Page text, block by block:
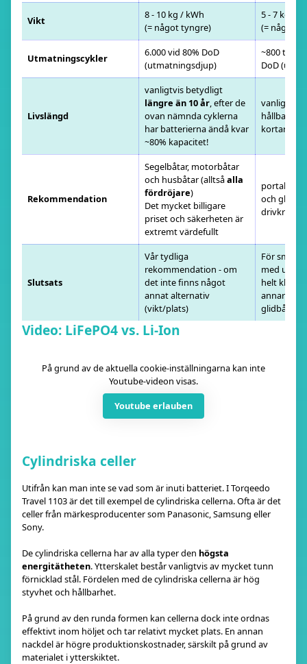
Vikt
8 - 10 kg / kWh
(= något tyngre)
5 - 7 kg /
(= något
Utmatningscykler
6.000 vid 80% DoD
(utmatningsdjup)
~800 till
DoD
Livslängd
vanligtvis betydligt
längre än 10 år, efter de
ovan nämnda cyklerna
har batterierna ändå kvar
~80% kapacitet!
vanligtvis
kortare
Rekommendation
Segelbåtar, motorbåtar
och husbåtar (alltsåalla
fördröjare)
Det mycket billigare
priset och säkerheten är
extremt värdefullt
portabla
och
drivkraft
Slutsats
Vår tydliga
rekommendation - om
det inte finns något
annat alternativ
(vikt/plats)
För små
med upp
helt klart
annars
glidbåtar
Video: LiFePO4 vs. Li-Ion
På grund av de aktuella cookie-inställningarna kan inte
Youtube-videon visas.
Youtube erlauben
Cylindriska celler
Utifrån kan man inte se vad som är inuti batteriet. I Torqeedo
Travel 1103 är det till exempel de cylindriska cellerna. Ofta är det
celler från märkesproducenter som Panasonic, Samsung eller
Sony.
De cylindriska cellerna har av alla typer den högsta
energitätheten. Ytterskalet består vanligtvis av mycket tunn
förnicklad stål. Fördelen med de cylindriska cellerna är hög
styvhet och hållbarhet.
På grund av den runda formen kan cellerna dock inte ordnas
effektivt inom höljet och tar relativt mycket plats. En annan
nackdel är högre produktionskostnader, särskilt på grund av
materialet i ytterskiktet.